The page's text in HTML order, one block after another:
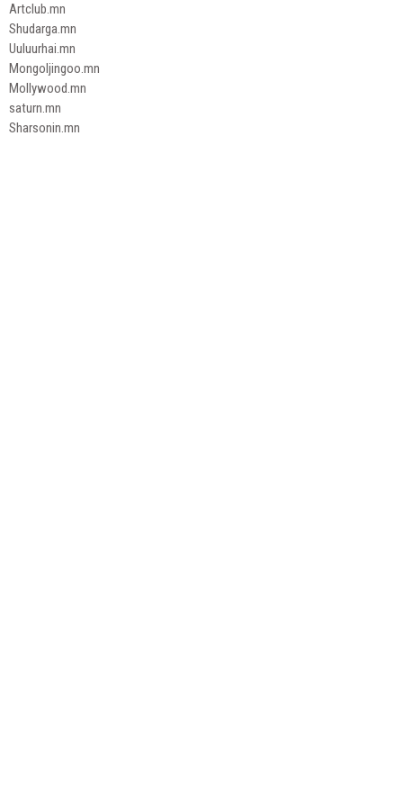
Artclub.mn
Shudarga.mn
Uuluurhai.mn
Mongoljingoo.mn
Mollywood.mn
saturn.mn
Sharsonin.mn